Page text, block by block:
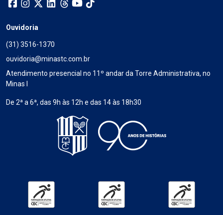
Ouvidoria
(31) 3516-1370
ouvidoria@minastc.com.br
Atendimento presencial no 11º andar da Torre Administrativa, no
Minas I
De 2ª a 6ª, das 9h às 12h e das 14 às 18h30